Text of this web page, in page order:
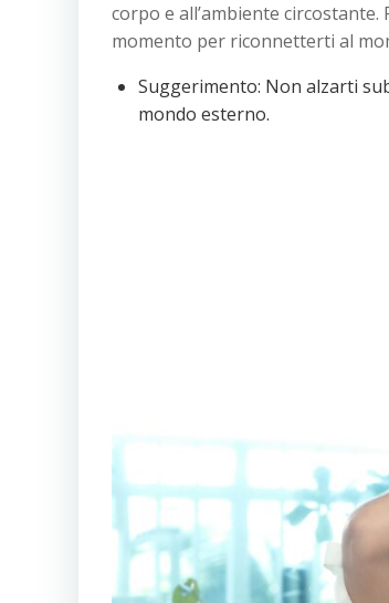
corpo e all’ambiente
momento per riconnetterti al
Suggerimento: Non alzarti
mondo esterno.